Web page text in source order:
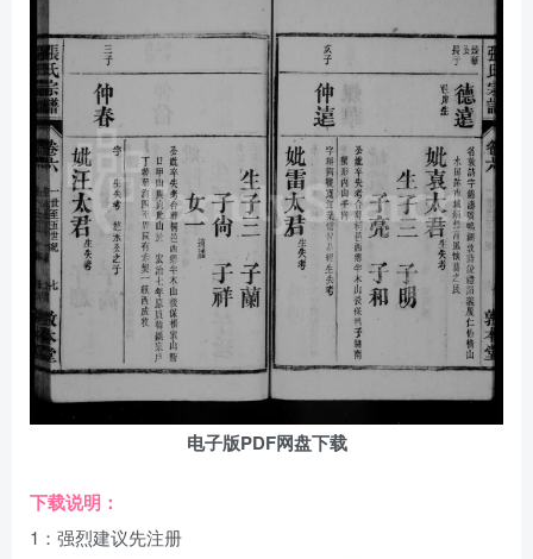
电子版PDF网盘下载
下载说明：
1：强烈建议先注册